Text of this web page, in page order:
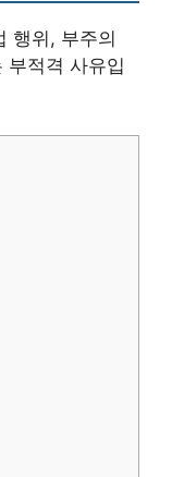
행위, 부주의
부적격 사유입